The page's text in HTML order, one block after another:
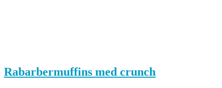
Rabarbermuffins med crunch